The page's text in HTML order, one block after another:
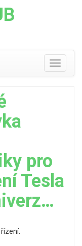
Toggle
pro
Tesla